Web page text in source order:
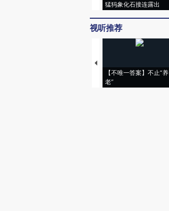
猛犸象化石接连露出
视听推荐
【不唯一答案】不止“养
老”